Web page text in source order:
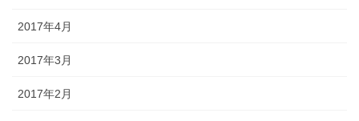
2017年4月
2017年3月
2017年2月